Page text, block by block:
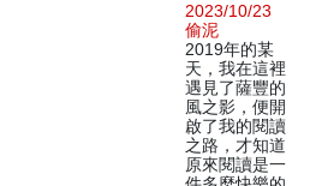
2023/10/23
偷泥
2019年的某
天，我在這裡
遇見了薩豐的
風之影，便開
啟了我的閱讀
之路，才知道
原來閱讀是一